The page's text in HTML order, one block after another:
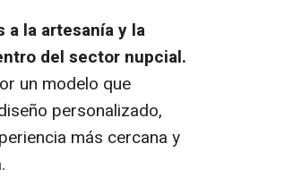
la artesanía y la
del sector nupcial.
un modelo que
personalizado,
más cercana y